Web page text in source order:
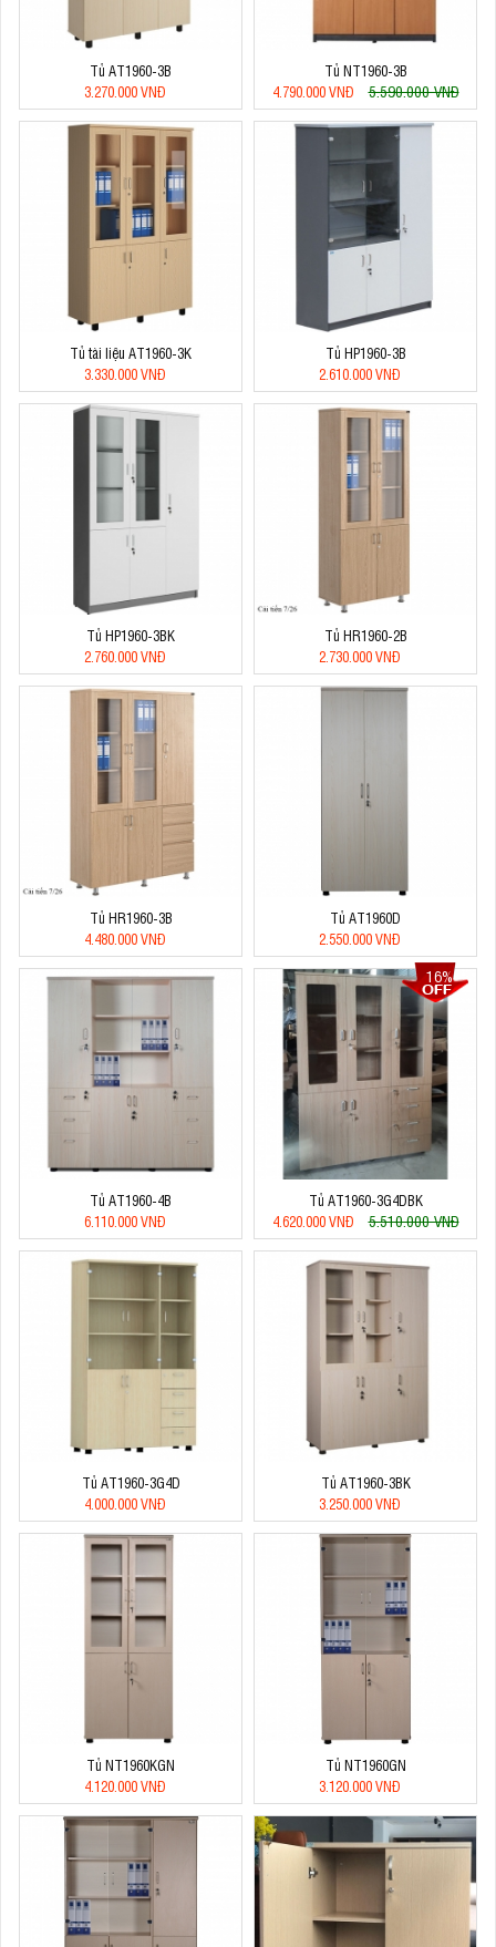
Tủ AT1960-3B
3.270.000 VNĐ
Tủ NT1960-3B
4.790.000 VNĐ
5.590.000 VNĐ
Tủ tài liệu AT1960-3K
3.330.000 VNĐ
Tủ HP1960-3B
2.610.000 VNĐ
Tủ HP1960-3BK
2.760.000 VNĐ
Tủ HR1960-2B
2.730.000 VNĐ
Tủ HR1960-3B
4.480.000 VNĐ
Tủ AT1960D
2.550.000 VNĐ
Tủ AT1960-4B
6.110.000 VNĐ
16%
Tủ AT1960-3G4DBK
4.620.000 VNĐ
5.510.000 VNĐ
Tủ AT1960-3G4D
4.000.000 VNĐ
Tủ AT1960-3BK
3.250.000 VNĐ
Tủ NT1960KGN
4.120.000 VNĐ
Tủ NT1960GN
3.120.000 VNĐ